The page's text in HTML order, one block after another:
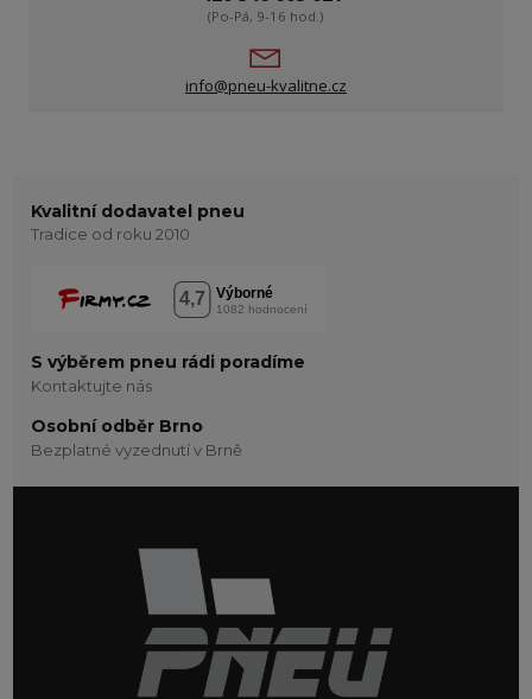
(Po-Pá, 9-16 hod.)
info@pneu-kvalitne.cz
Kvalitní dodavatel pneu
Tradice od roku 2010
S výběrem pneu rádi poradíme
Kontaktujte nás
Osobní odběr Brno
Bezplatné vyzednutí v Brně